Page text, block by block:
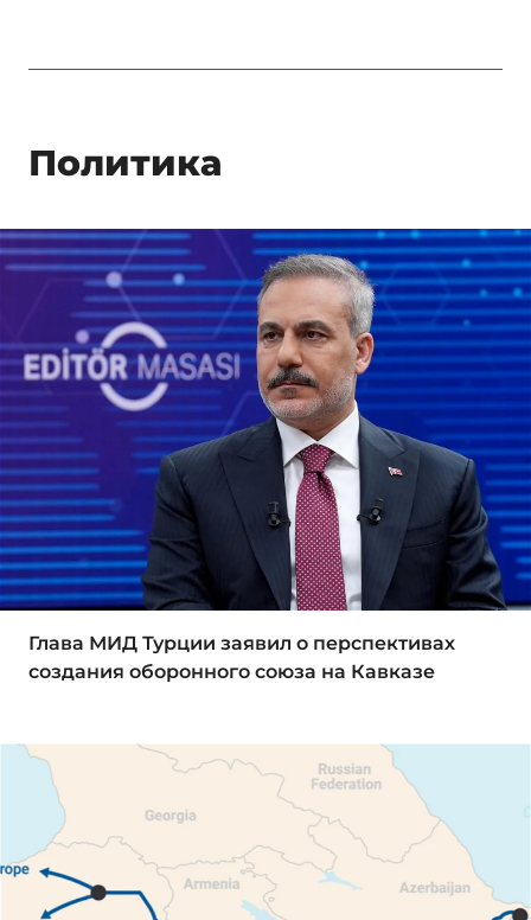
Политика
Глава МИД Турции заявил о перспективах
создания оборонного союза на Кавказе